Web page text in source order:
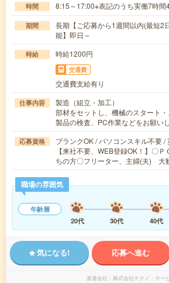
時間 8:15～17:00※表記のうち実働7時間
期間
長期【ご応募から1週間以内(最短2
能】即日～
時給 時給1200円
交通費
交通費支給有り
仕事内容
製造（組立・加工）
部材をセットし、機械のスタート・
製品の検査、PC作業などをお願い
応募資格
ブランクOK / パソコンスキル不要 /
【来社不要、WEB登録OK！】〇
ちの方〇フリーター、主婦(夫) 大
職場の雰囲気
年齢層
20代
30代 40代
気になる! 応募へ進む
派遣会社 株式会社テクノ・サー